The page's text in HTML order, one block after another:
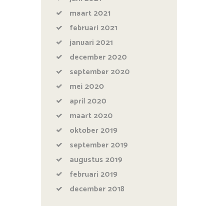
maart2021
februari 2021
januari 2021
december2020
september2020
mei 2020
april 2020
maart2020
oktober2019
september2019
augustus 2019
februari 2019
december2018